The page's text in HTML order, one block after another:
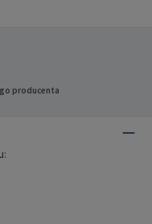
producenta